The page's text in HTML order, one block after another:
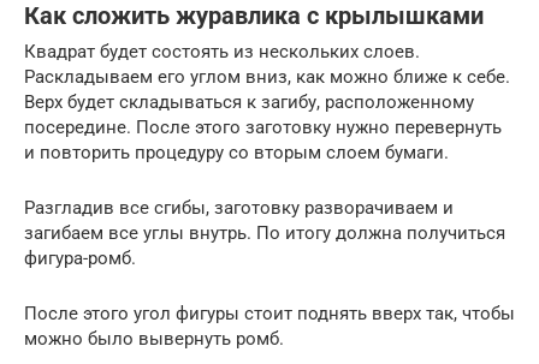
Как сложить журавлика с крылышками
Квадрат будет состоять из нескольких слоев.
Раскладываем его углом вниз, как можно ближе к себе.
Верх будет складываться к загибу, расположенному
посередине. После этого заготовку нужно перевернуть
и повторить процедуру со вторым слоем бумаги.
Разгладив все сгибы, заготовку разворачиваем и
загибаем все углы внутрь. По итогу должна получиться
фигура-ромб.
После этого угол фигуры стоит поднять вверх так, чтобы
можно было вывернуть ромб.